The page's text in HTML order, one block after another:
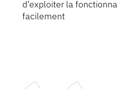
d’exploiter la
facilement